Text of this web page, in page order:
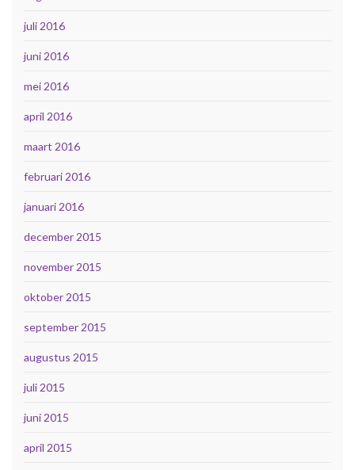
juli 2016
juni 2016
mei 2016
april 2016
maart 2016
februari 2016
januari 2016
december 2015
november 2015
oktober 2015
september 2015
augustus 2015
juli 2015
juni 2015
april 2015